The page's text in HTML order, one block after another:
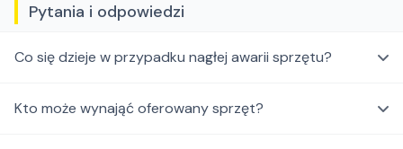
Pytania i odpowiedzi
Co się dzieje w przypadku nagłej awarii sprzętu?
Kto może wynająć oferowany sprzęt?